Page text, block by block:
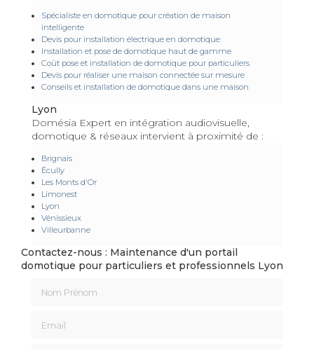
Spécialiste en domotique pour création de maison
intelligente
Devis pour installation électrique en domotique
Installation et pose de domotique haut de gamme
Coût pose et installation de domotique pour particuliers
Devis pour réaliser une maison connectée sur mesure
Conseils et installation de domotique dans une maison
Lyon
Domésia Expert en intégration audiovisuelle,
domotique & réseaux intervient à proximité de :
Brignais
Écully
Les Monts d'Or
Limonest
Lyon
Vénissieux
Villeurbanne
Contactez-nous : Maintenance d'un portail
domotique pour particuliers et professionnels Lyon